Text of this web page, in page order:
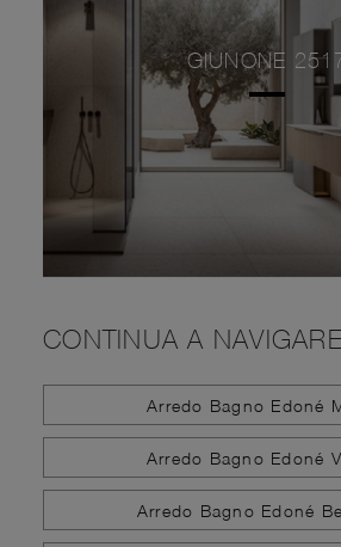
GIUNONE
CONTINUA A NAVIGARE
Arredo Bagno Edoné
Arredo Bagno Edoné
Arredo Bagno Edoné